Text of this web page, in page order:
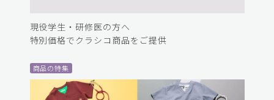
現役学生・研修医の方へ
特別価格でクラシコ商品をご提供
商品の特集